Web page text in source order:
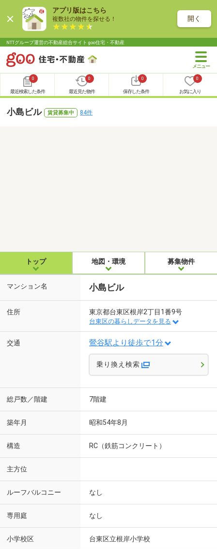
アプリ版はこちら
複数社の物件を探せる！ 開く
NTTグループ運営の不動産総合サイト goo住宅・不動産
0
最近検索した条件
0
最近見た物件
0
保存した条件
0
お気に入り
小島ビル 賃貸募集中 84件
トップ 地図・環境 募集物件
マンション名 小島ビル
住所 東京都台東区根岸2丁目1番9号
台東区の暮らしデータを見る
交通 鶯谷駅より徒歩で1分
乗り換え検索
総戸数／階建 7階建
築年月 昭和54年8月
構造 RC（鉄筋コンクリート）
主方位
ルーフバルコニー なし
専用庭 なし
小学校区 台東区立根岸小学校